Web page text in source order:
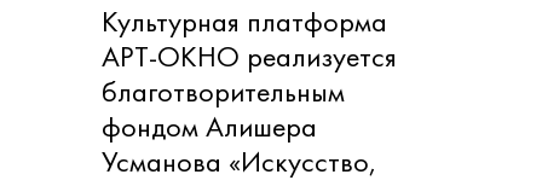
Культурная платформа
АРТ-ОКНО реализуется
благотворительным
фондом Алишера
Усманова «Искусство,